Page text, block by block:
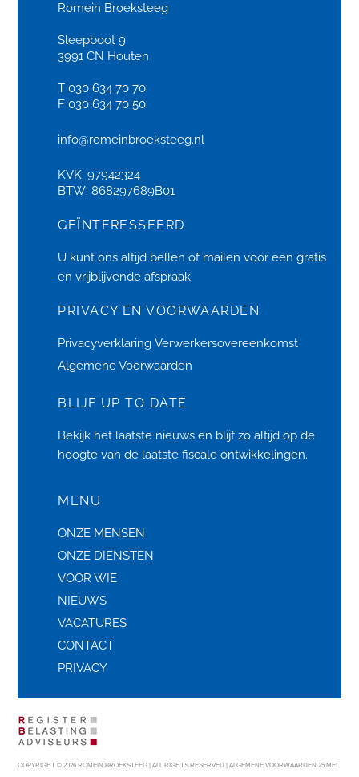
Romein Broeksteeg
Sleepboot 9
3991 CN Houten
T 030 634 70 70
F 030 634 70 50
info@romeinbroeksteeg.nl
KVK: 97942324
BTW: 868297689B01
GEÏNTERESSEERD
U kunt ons altijd bellen of mailen voor een gratis
en vrijblijvende afspraak.
PRIVACY EN VOORWAARDEN
Privacyverklaring Verwerkersovereenkomst
Algemene Voorwaarden
BLIJF UP TO DATE
Bekijk het laatste nieuws en blijf zo altijd op de
hoogte van de laatste fiscale ontwikkelingen.
MENU
ONZE MENSEN
ONZE DIENSTEN
VOOR WIE
NIEUWS
VACATURES
CONTACT
PRIVACY
COPYRIGHT © 2026 ROMEIN BROEKSTEEG | ALL RIGHTS RESERVED |ALGEMENE VOORWAARDEN 25 MEI